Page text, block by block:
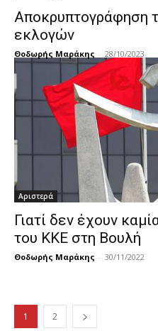
Αποκρυπτογράφηση
εκλογών
Θοδωρής Μαράκης - 28/10/2023
Αριστερά
Γιατί δεν έχουν
του ΚΚΕ στη Βουλή
Θοδωρής Μαράκης - 30/11/2022
1 2